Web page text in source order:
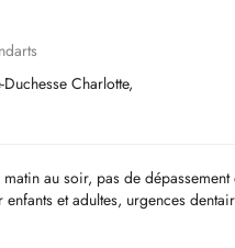
Charlotte,
au soir, pas de
et adultes, urgences
+10ans au...